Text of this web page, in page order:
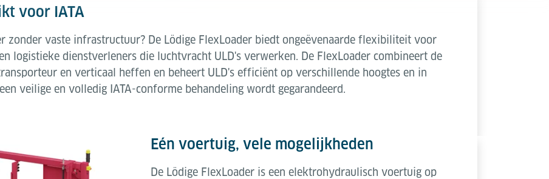
voor IATA
zonder vaste infrastructuur? De Lödige FlexLoader biedt ongeëvenaarde flexibiliteit voor
logistieke dienstverleners die luchtvracht ULD's verwerken. De FlexLoader combineert de
en verticaal heffen en beheert ULD's efficiënt op verschillende hoogtes en in
veilige en volledig IATA-conforme behandeling wordt gegarandeerd.
Eén voertuig, vele mogelijkheden
De Lödige FlexLoader is een elektrohydraulisch voertuig op